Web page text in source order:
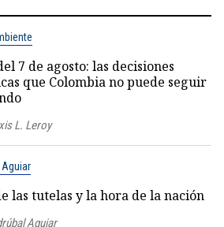
7 de agosto: las decisiones
que Colombia no puede seguir
L. Leroy
las tutelas y la hora de la nación
Aguiar